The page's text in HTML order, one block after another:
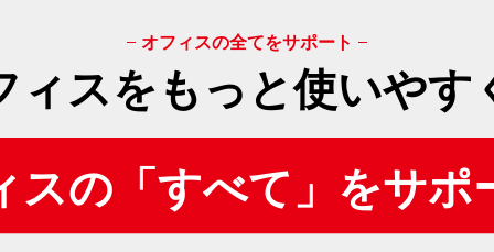
オフィスの全てをサポート
ィスをもっと使いやす
スの「すべて」をサポ